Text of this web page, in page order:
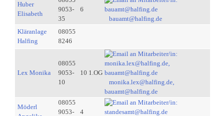
Huber
Elisabeth
9053-
35
6
bauamt@halfing.de
Kläranlage
Halfing
08055
8246
Lex Monika
08055
9053-
10
10 1.OG
monika.lex@halfing.de,
bauamt@halfing.de
Möderl
08055
9053-
4